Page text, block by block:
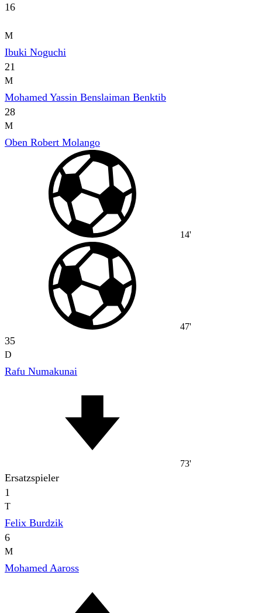
16
M
Ibuki Noguchi
21
M
Mohamed Yassin Benslaiman Benktib
28
M
Oben Robert Molango
14'
47'
35
D
Rafu Numakunai
73'
Ersatzspieler
1
T
Felix Burdzik
6
M
Mohamed Aaross